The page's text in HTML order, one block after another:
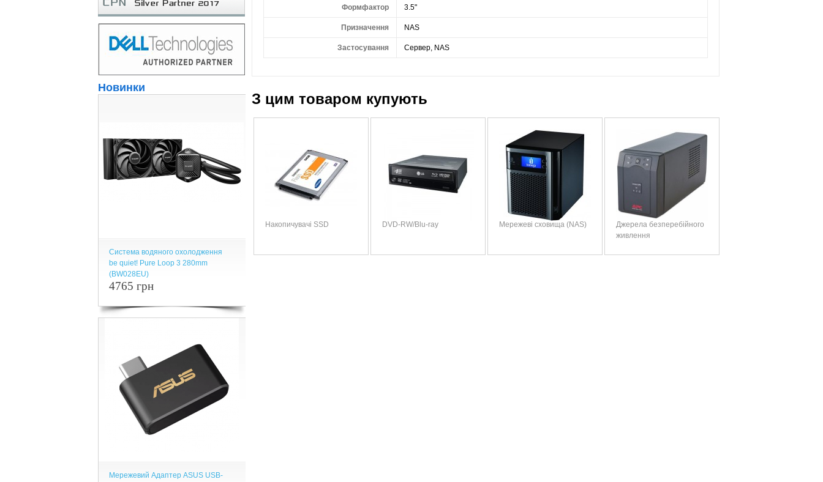
Новинки
Система водяного охолодження
be quiet! Pure Loop 3 280mm
(BW028EU)
4765 грн
Мережевий Адаптер ASUS USB-
Формфактор 3.5"
Призначення NAS
Застосування Сервер, NAS
З цим товаром купують
Накопичувачі SSD DVD-RW/Blu-ray Мережеві сховища (NAS)
Джерела безперебійного
живлення